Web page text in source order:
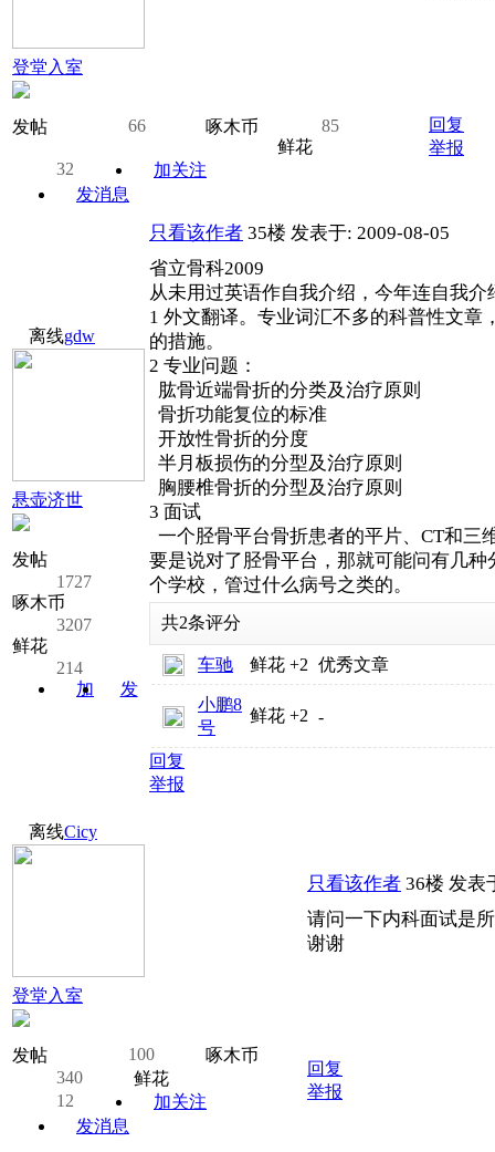
登堂入室
发帖 66 啄木币
85
鲜花
32
加关注
发消息
回复
举报
离线gdw
悬壶济世
发帖
1727
啄木币
3207
鲜花
214
加
发
只看该作者 35楼 发表于: 2009-08-05
省立骨科2009
从未用过英语作自我介绍，今年连自我
1 外文翻译。专业词汇不多的科普性文
的措施。
2 专业问题：
肱骨近端骨折的分类及治疗原则
骨折功能复位的标准
开放性骨折的分度
半月板损伤的分型及治疗原则
胸腰椎骨折的分型及治疗原则
3 面试
一个胫骨平台骨折患者的平片、CT和三
要是说对了胫骨平台，那就可能问有几
个学校，管过什么病号之类的。
共2条评分
车驰 鲜花 +2 优秀文章
小鹏8
号
鲜花 +2 -
回复
举报
离线Cicy
登堂入室
发帖 100
啄木币
340
鲜花
12
加关注
发消息
只看该作者 36楼 发表
请问一下内科面试是
谢谢
回复
举报